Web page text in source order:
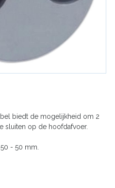
biedt de mogelijkheid om 2
sluiten op de hoofdafvoer.
- 50 mm.